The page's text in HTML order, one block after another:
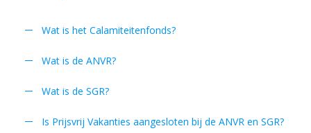
Wat is het Calamiteitenfonds?
Wat is de ANVR?
Wat is de SGR?
Is Prijsvrij Vakanties aangesloten bij de ANVR en SGR?